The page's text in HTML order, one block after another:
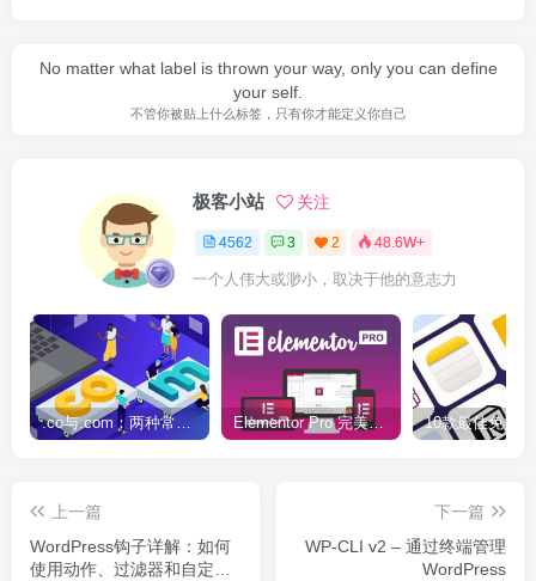
No matter what label is thrown your way, only you can define
your self.
不管你被贴上什么标签，只有你才能定义你自己
极客小站 关注
4562 3 2 48.6W+
一个人伟大或渺小，取决于他的意志力
.co与.com：两种常用域名后缀名完全指南 Elementor Pro 完美汉化中文版（含全套模板）|可视化编辑页面自定义设计WordPress插件
上一篇
WordPress钩子详解：如何
使用动作、过滤器和自定义
下一篇
WP-CLI v2 – 通过终端管理
WordPress